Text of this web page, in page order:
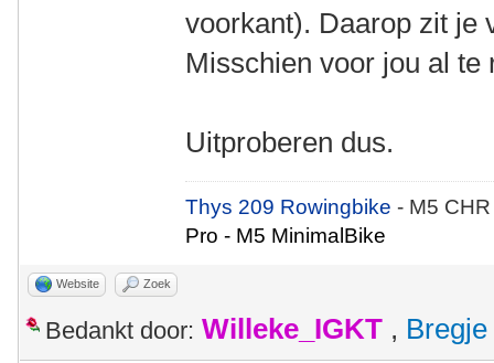
voorkant). Daarop zit je
Misschien voor jou al te
Uitproberen dus.
Thys 209 Rowingbike- M5
Pro - M5 MinimalBike
Website Zoek
Bedankt door: Willeke_IGKT , Bregje